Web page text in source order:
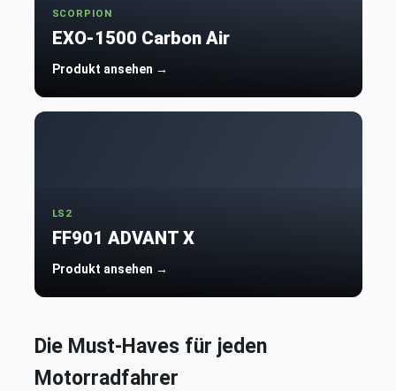
SCORPION
EXO-1500 Carbon Air
Produkt ansehen →
LS2
FF901 ADVANT X
Produkt ansehen →
Die Must-Haves für jeden
Motorradfahrer